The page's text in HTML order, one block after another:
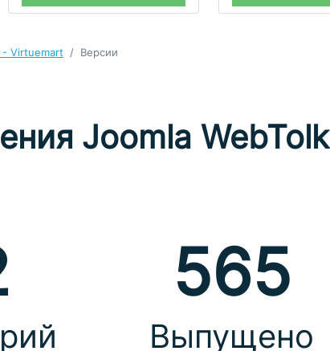
- Virtuemart Версии
Joomla WebTolk
565
Выпущено